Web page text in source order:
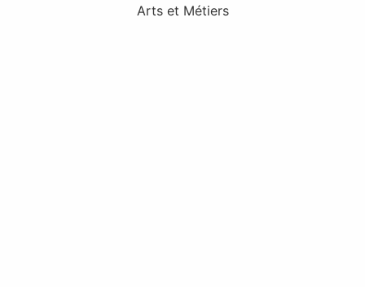
Arts et Métiers